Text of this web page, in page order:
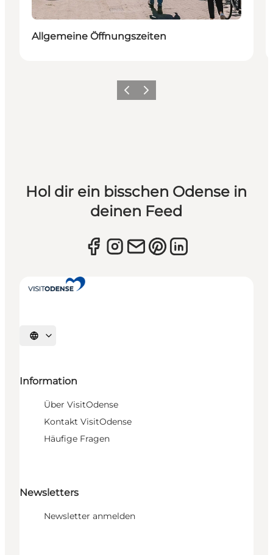
Allgemeine Öffnungszeiten
ZurückWeiter
Hol dir ein bisschen Odense in
deinen Feed
Sprache auswählen
Information
Über VisitOdense
Kontakt VisitOdense
Häufige Fragen
Newsletters
Newsletter anmelden